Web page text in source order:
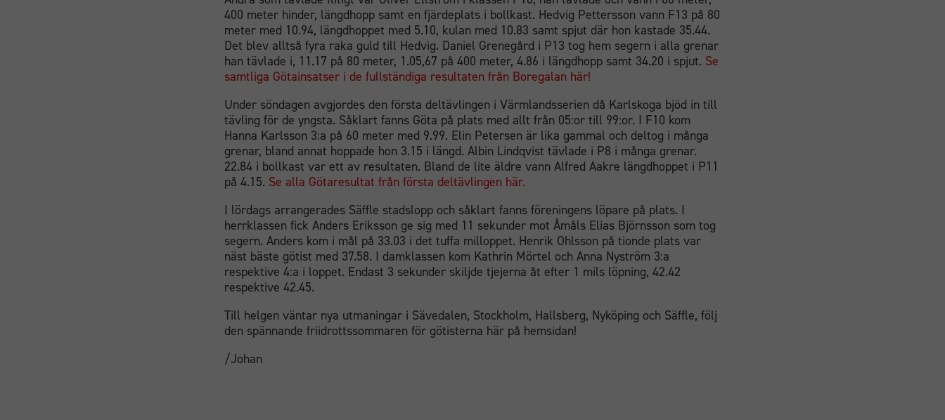
400 meter hinder, längdhopp samt en fjärdeplats i bollkast. Hedvig Pettersson vann F13 på 80
meter med 10.94, längdhoppet med 5.10, kulan med 10.83 samt spjut där hon kastade 35.44.
Det blev alltså fyra raka guld till Hedvig. Daniel Grenegård i P13 tog hem segern i alla grenar
han tävlade i, 11.17 på 80 meter, 1.05,67 på 400 meter, 4.86 i längdhopp samt 34.20 i spjut. Se
samtliga Götainsatser i de fullständiga resultaten från Boregalan här!
Under söndagen avgjordes den första deltävlingen i Värmlandsserien då Karlskoga bjöd in till
tävling för de yngsta. Såklart fanns Göta på plats med allt från 05:or till 99:or. I F10 kom
Hanna Karlsson 3:a på 60 meter med 9.99. Elin Petersen är lika gammal och deltog i många
grenar, bland annat hoppade hon 3.15 i längd. Albin Lindqvist tävlade i P8 i många grenar.
22.84 i bollkast var ett av resultaten. Bland de lite äldre vann Alfred Aakre längdhoppet i P11
på 4.15. Se alla Götaresultat från första deltävlingen här.
I lördags arrangerades Säffle stadslopp och såklart fanns föreningens löpare på plats. I
herrklassen fick Anders Eriksson ge sig med 11 sekunder mot Åmåls Elias Björnsson som tog
segern. Anders kom i mål på 33.03 i det tuffa milloppet. Henrik Ohlsson på tionde plats var
näst bäste götist med 37.58. I damklassen kom Kathrin Mörtel och Anna Nyström 3:a
respektive 4:a i loppet. Endast 3 sekunder skiljde tjejerna åt efter 1 mils löpning, 42.42
respektive 42.45.
Till helgen väntar nya utmaningar i Sävedalen, Stockholm, Hallsberg, Nyköping och Säffle, följ
den spännande friidrottssommaren för götisterna här på hemsidan!
/Johan
över huvud
taget ska
fungera.
För att vi ska
kunna
förbättra
hemsidans
funktionalitet
och
baserat på
hur
hemsidan
används.
För att vår
hemsida ska